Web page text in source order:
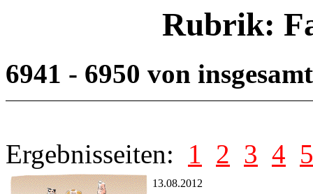
Rubrik:
6941 - 6950 von
Ergebnisseiten: 1 2 3 4 5
13.08.2012